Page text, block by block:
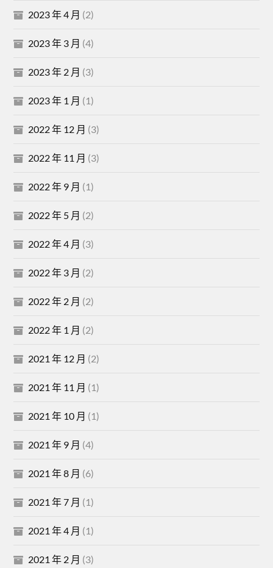
2023 年 4 月 (2)
2023 年 3 月 (4)
2023 年 2 月 (3)
2023 年 1 月 (1)
2022 年 12 月 (3)
2022 年 11 月 (3)
2022 年 9 月 (1)
2022 年 5 月 (2)
2022 年 4 月 (3)
2022 年 3 月 (2)
2022 年 2 月 (2)
2022 年 1 月 (2)
2021 年 12 月 (2)
2021 年 11 月 (1)
2021 年 10 月 (1)
2021 年 9 月 (4)
2021 年 8 月 (6)
2021 年 7 月 (1)
2021 年 4 月 (1)
2021 年 2 月 (3)